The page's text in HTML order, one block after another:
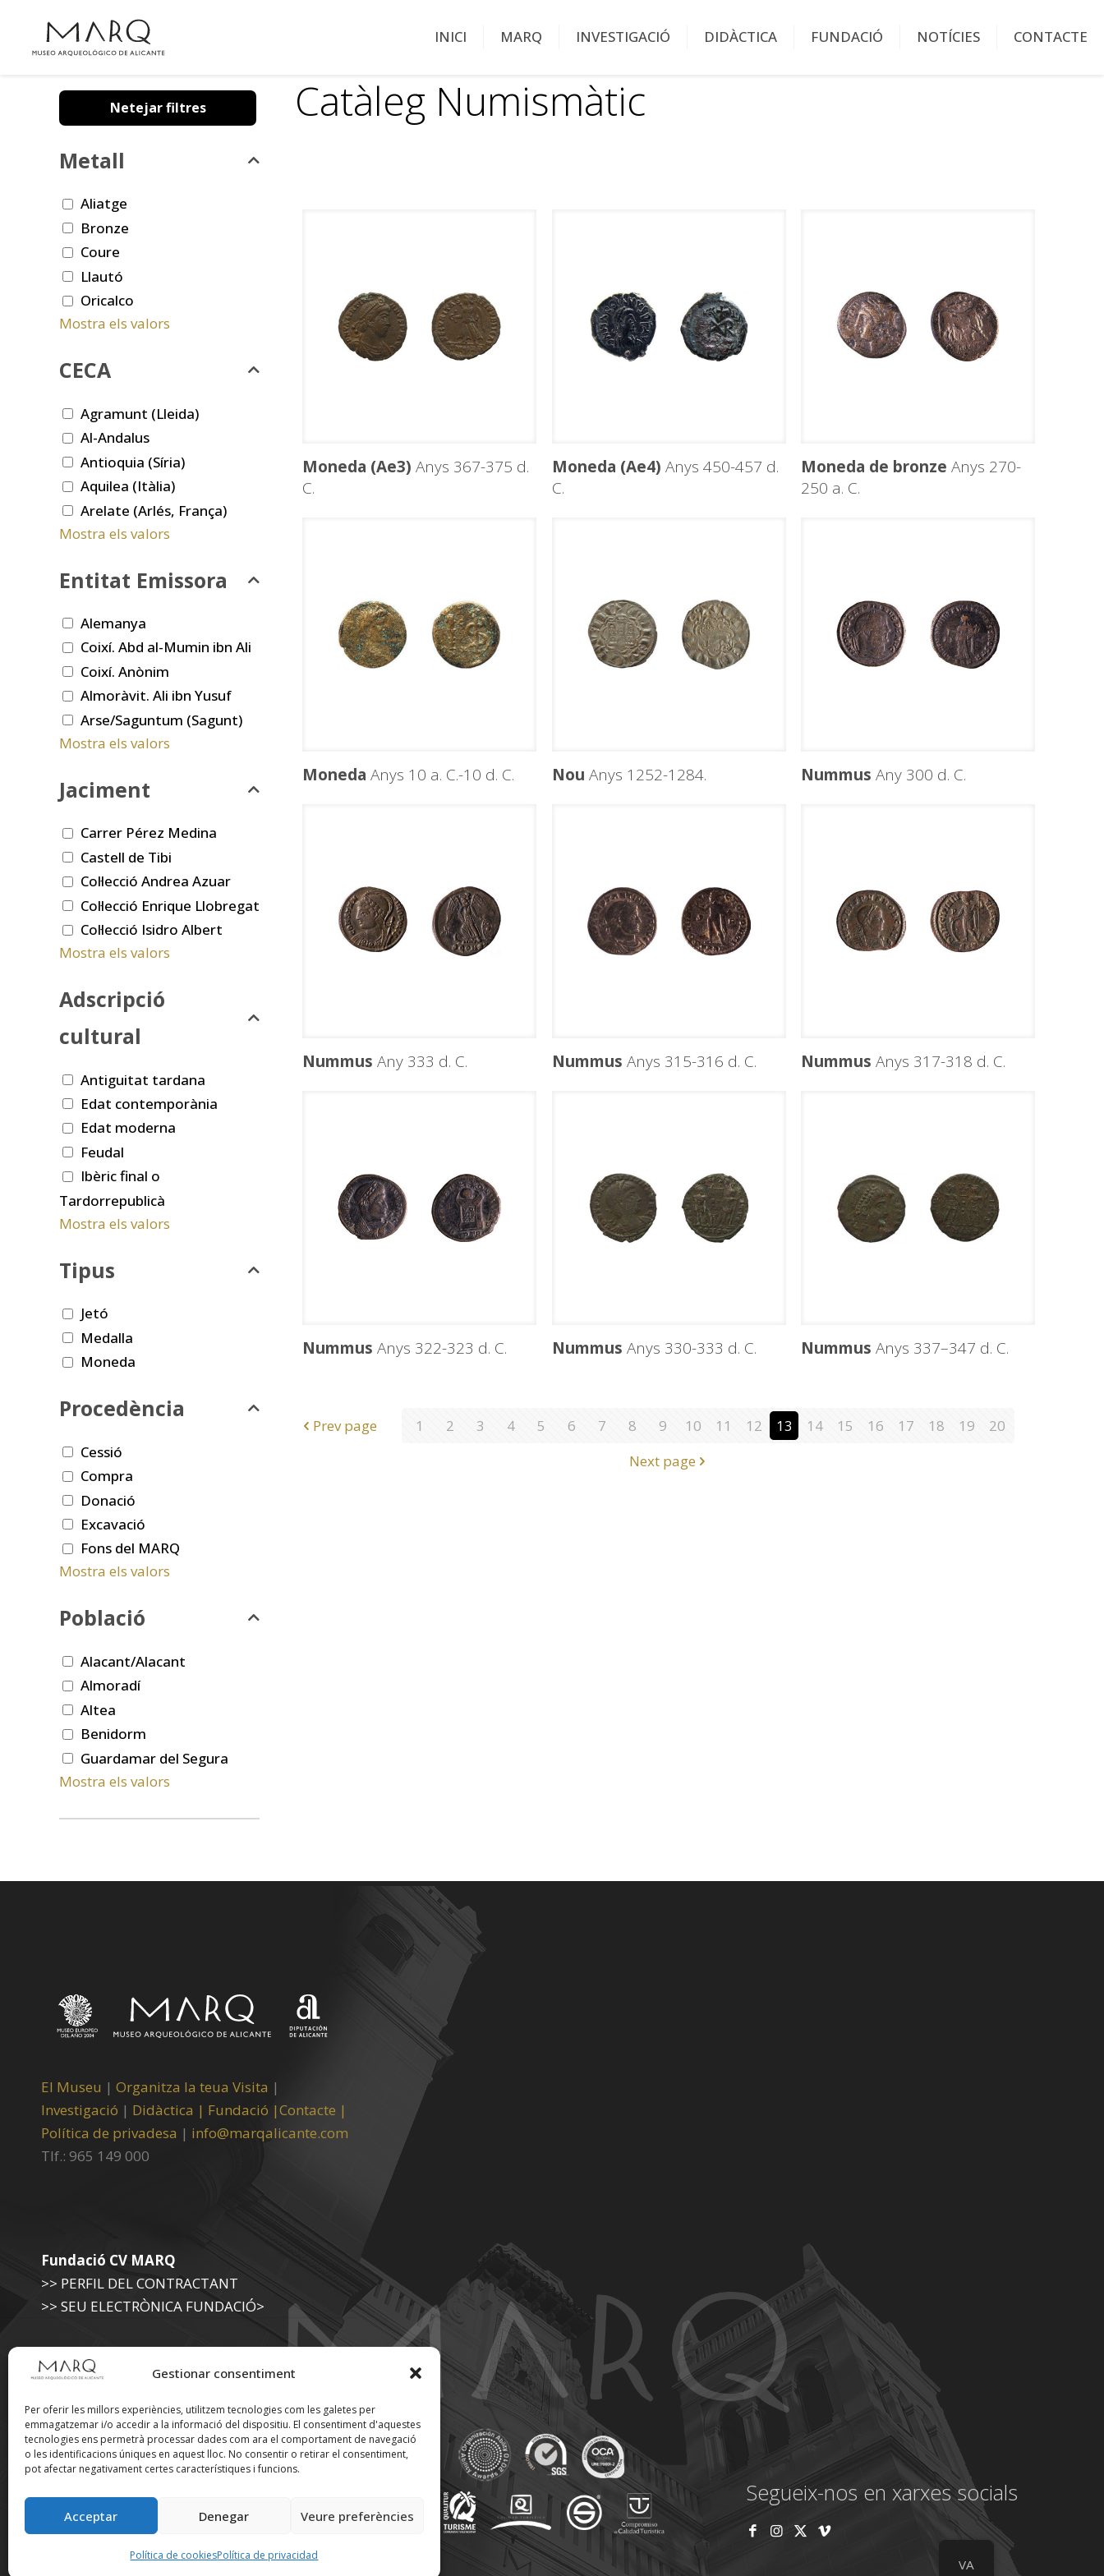
Gestionar consentiment
Per oferir les millors experiències, utilitzem tecnologies com les galetes per
emmagatzemar i/o accedir a la informació del dispositiu. El consentiment d'aquestes
tecnologies ens permetrà processar dades com ara el comportament de navegació
o les identificacions úniques en aquest lloc. No consentir o retirar el consentiment,
pot afectar negativament certes característiques i funcions.
Acceptar Denegar Veure preferències
Política de cookiesPolítica de privacidad
INICI MARQ INVESTIGACIÓ DIDÀCTICA FUNDACIÓ NOTÍCIES CONTACTE
Catàleg Numismàtic
Moneda (Ae3) Anys 367-375 d.
C.
Moneda (Ae4) Anys 450-457 d.
C.
Moneda de bronze Anys 270-
250 a. C.
Moneda Anys 10 a. C.-10 d. C. Nou Anys 1252-1284. Nummus Any 300 d. C.
Nummus Any 333 d. C. Nummus Anys 315-316 d. C. Nummus Anys 317-318 d. C.
Nummus Anys 322-323 d. C. Nummus Anys 330-333 d. C. Nummus Anys 337–347 d. C.
Prev page 1 2 3 4 5 6 7 8 9 10 11 12 13 14 15 16 17 18 19
20
Next page
Netejar filtres
Metall
Aliatge
Bronze
Coure
Llautó
Oricalco
Mostra els valors
CECA
Agramunt (Lleida)
Al-Andalus
Antioquia (Síria)
Aquilea (Itàlia)
Arelate (Arlés, França)
Mostra els valors
Entitat Emissora
Alemanya
Coixí. Abd al-Mumin ibn Ali
Coixí. Anònim
Almoràvit. Ali ibn Yusuf
Arse/Saguntum (Sagunt)
Mostra els valors
Jaciment
Carrer Pérez Medina
Castell de Tibi
Col·lecció Andrea Azuar
Col·lecció Enrique Llobregat
Col·lecció Isidro Albert
Mostra els valors
Adscripció
cultural
Antiguitat tardana
Edat contemporània
Edat moderna
Feudal
Ibèric final o
Tardorrepublicà
Mostra els valors
Tipus
Jetó
Medalla
Moneda
Procedència
Cessió
Compra
Donació
Excavació
Fons del MARQ
Mostra els valors
Població
Alacant/Alacant
Almoradí
Altea
Benidorm
Guardamar del Segura
Mostra els valors
El Museu | Organitza la teua Visita |
Investigació | Didàctica | Fundació |Contacte |
Política de privadesa | info@marqalicante.com
Tlf.: 965 149 000
Fundació CV MARQ
>> PERFIL DEL CONTRACTANT
>> SEU ELECTRÒNICA FUNDACIÓ>
>> SEU ELECTRÒNICA DIPUTACIÓ
Suscríbete a nuestra
Newsletter
Segueix-nos en xarxes socials
VA